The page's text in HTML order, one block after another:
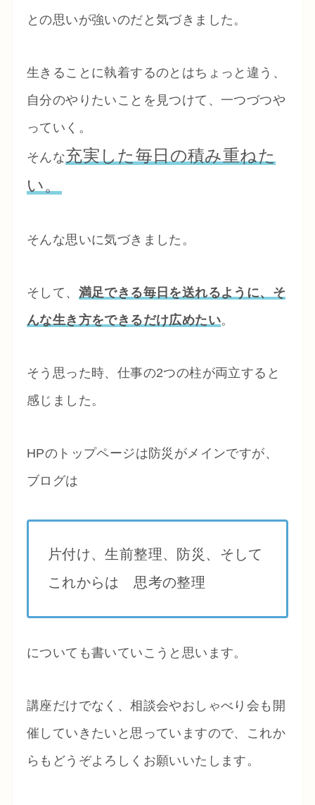
との思いが強いのだと気づきました。
生きることに執着するのとはちょっと違う、
自分のやりたいことを見つけて、一つづつや
っていく。
そんな充実した毎日の積み重ねた
い。
そんな思いに気づきました。
そして、 満足できる毎日を送れるように、そ
んな生き方をできるだけ広めたい。
そう思った時、仕事の2つの柱が両立すると
感じました。
HPのトップページは防災がメインですが、
ブログは
片付け、生前整理、防災、そして
これからは 思考の整理
についても書いていこうと思います。
講座だけでなく、相談会やおしゃべり会も開
催していきたいと思っていますので、これか
らもどうぞよろしくお願いいたします。